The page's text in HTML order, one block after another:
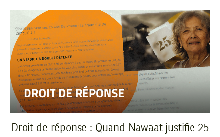
Droit de réponse : Quand Nawaat justifie 25